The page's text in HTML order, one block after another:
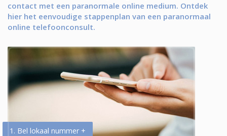
contact met een paranormale online medium. Ontdek
hier het eenvoudige stappenplan van een paranormaal
online telefoonconsult.
1. Bel lokaal nummer +